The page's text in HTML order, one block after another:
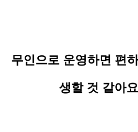
무인으로 운영하면 편
생할 것 같아